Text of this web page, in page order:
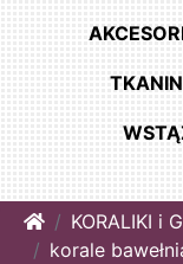
HomeKORALIKI i
korale